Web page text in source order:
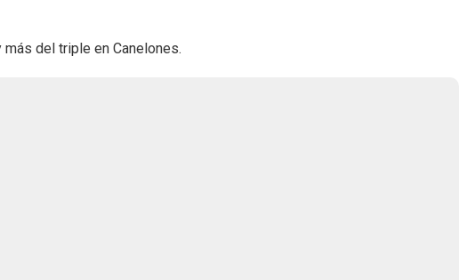
del triple en Canelones.